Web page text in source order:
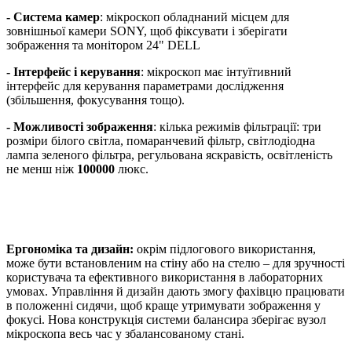
- Система камер: мікроскоп обладнаний місцем для
зовнішньої камери SONY, щоб фіксувати і зберігати
зображення та монітором 24" DELL
- Інтерфейс і керування: мікроскоп має інтуїтивний
інтерфейс для керування параметрами дослідження
(збільшення, фокусування тощо).
- Можливості зображення: кілька режимів фільтрації: три
розміри білого світла, помаранчевий фільтр, світлодіодна
лампа зеленого фільтра, регульована яскравість, освітленість
не менш ніж 100000 люкс.
Ергономіка та дизайн: окрім підлогового використання,
може бути встановленим на стіну або на стелю – для зручності
користувача та ефективного використання в лабораторних
умовах. Управління й дизайн дають змогу фахівцю працювати
в положенні сидячи, щоб краще утримувати зображення у
фокусі. Нова конструкція системи балансира зберігає вузол
мікроскопа весь час у збалансованому стані.